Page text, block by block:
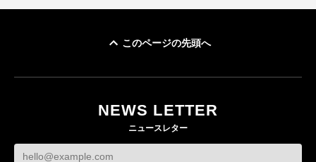
ケットなど7型を発売
FASHION
FASHION
BUSINESS
このページの先頭へ
NEWS LETTER
ニュースレター